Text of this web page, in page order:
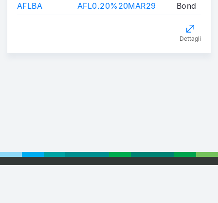
AFLBA
AFL0.20%20MAR29 Bond
Dettagli